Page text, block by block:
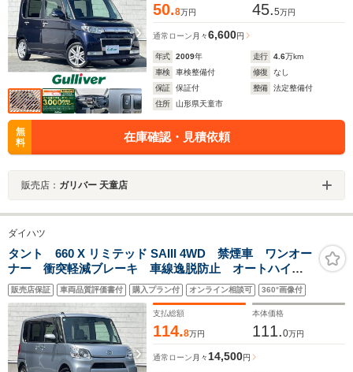
50.8万円 45.5万円
通常ローン 月々6,600円
年式 2009年 走行 4.6万km
車検
車検整備付 修復
なし
保証
保証付 整備
法定整備付
住所
山形県天童市
無
料
在庫確認・見積依頼
販売店： ガリバー 天童店
ダイハツ
タント 660 X リミテッド SAIII 4WD 禁煙車 ワンオー
ナー 衝突軽減ブレーキ 車線逸脱防止 オートハイビ
ーム コーナーセンサー 両側パワースライドドア 純
正ナビ フルセグ パノラマモニター ETC シートヒ
ーター スマートキー LED
販売店保証 車両品質評価書付 購入プラン付 オンライン相談可 360°画像付
支払総額
114.8万円
本体価格
111.0万円
通常ローン 月々 14,500円